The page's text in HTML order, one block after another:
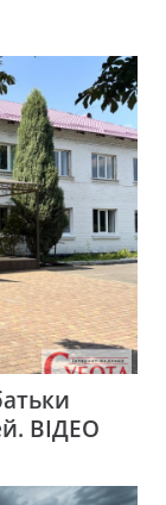
ВІДЕО